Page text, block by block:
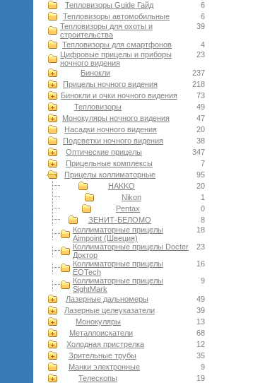
6
Тепловизоры Guide Гайд
6
Тепловизоры автомобильные
39
Тепловизоры для охоты и
строительства
4
Тепловизоры для смартфонов
23
Цифровые прицелы и приборы
ночного видения
237
Бинокли
218
Прицелы ночного видения
73
Бинокли и очки ночного видения
49
Тепловизоры
47
Монокуляры ночного видения
20
Насадки ночного видения
38
Подсветки ночного видения
347
Оптические прицелы
7
Прицельные комплексы
95
Прицелы коллиматорные
20
HAKKO
1
Nikon
0
Pentax
8
ЗЕНИТ-БЕЛОМО
18
Коллиматорные прицелы
Aimpoint (Швеция)
23
Коллиматорные прицелы Docter
Доктор
16
Коллиматорные прицелы
EOTech
9
Коллиматорные прицелы
SightMark
49
Лазерные дальномеры
39
Лазерные целеуказатели
13
Монокуляры
68
Металлоискатели
12
Холодная пристрелка
35
Зрительные трубы
9
Манки электронные
19
Телескопы